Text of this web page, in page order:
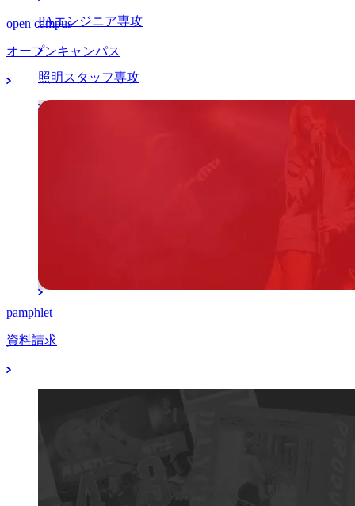
PAエンジニア専攻
照明スタッフ専攻
open campus
オープンキャンパス
pamphlet
資料請求